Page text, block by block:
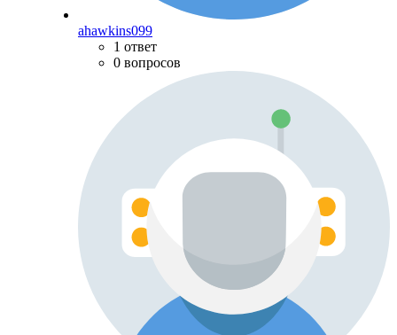
ahawkins099
1 ответ
0 вопросов